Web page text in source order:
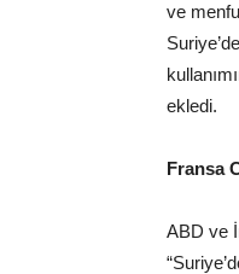
ve
ekledi.
Fransa
ABD ve